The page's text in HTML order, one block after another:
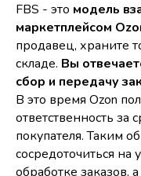
FBS - это модель
маркетплейсом
продавец, храните
складе. Вы
сбор и передачу
В это время Ozon
ответственность за
покупателя. Таким
сосредоточиться
обработке заказов, а